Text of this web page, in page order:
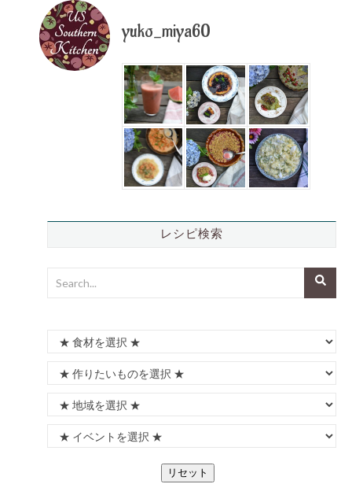
yuko_miya60
レシピ検索
リセット